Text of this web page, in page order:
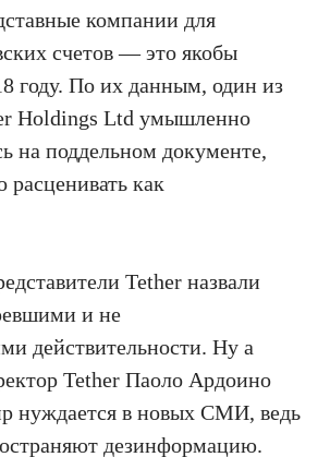
компании для
счетов — это якобы
году. По их данным, один из
Holdings Ltd умышленно
на поддельном документе,
как
Tether назвали
и не
действительности. Ну а
Tether Паоло Ардоино
нуждается в новых СМИ, ведь
дезинформацию.